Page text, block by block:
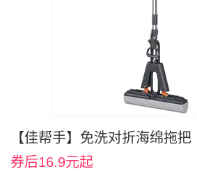
【佳帮手】免洗对折海绵拖把
券后16.9元起